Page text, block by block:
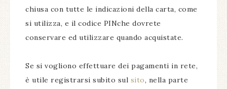
chiusa con tutte le indicazioni della carta, come
si utilizza, e il codice PINche dovrete
conservare ed utilizzare quando acquistate.
Se si vogliono effettuare dei pagamenti in rete,
è utile registrarsi subito sul sito, nella parte